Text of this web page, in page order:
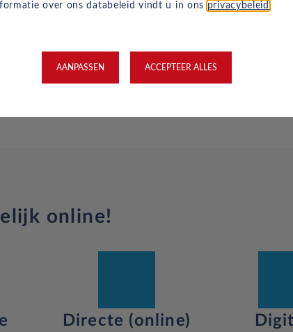
below.
online!
Directe (online)
over ons databeleid vindt u in ons privacybeleid
AANPASSEN ACCEPTEER ALLES